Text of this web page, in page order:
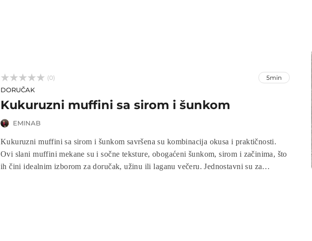


 (0) 5min
DORUČAK
Kukuruzni muffini sa sirom i šunkom
EMINAB
Kukuruzni muffini sa sirom i šunkom savršena su kombinacija okusa i praktičnosti.
Ovi slani muffini mekane su i sočne teksture, obogaćeni šunkom, sirom i začinima, što
ih čini idealnim izborom za doručak, užinu ili laganu večeru. Jednostavni su za